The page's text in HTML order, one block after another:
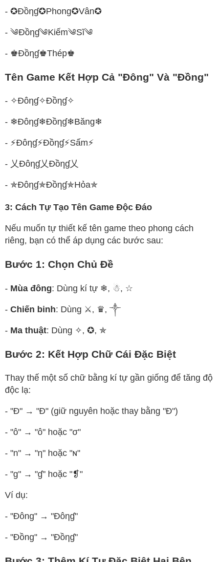
- ✪Đồηɠ✪Phong✪Vân✪
- ༄Đồηɠ༄Kiếm༄Sĩ༄
- ♚Đồηɠ♚Thép♚
Tên Game Kết Hợp Cả "Đông" Và "Đồng"
- ✧Đôηɠ✧Đồηɠ✧
- ❄Đôηɠ❄Đồηɠ❄Băng❄
- ⚡Đôηɠ⚡Đồηɠ⚡Sấm⚡
- 乂Đôηɠ乂Đồηɠ乂
- ✯Đôηɠ✯Đồηɠ✯Hỏa✯
3: Cách Tự Tạo Tên Game Độc Đáo
Nếu muốn tự thiết kế tên game theo phong cách
riêng, bạn có thể áp dụng các bước sau:
Bước 1: Chọn Chủ Đề
- Mùa đông: Dùng kí tự ❄, ☃, ☆
- Chiến binh: Dùng ⚔, ♛, ༒
- Ma thuật: Dùng ✧, ✪, ✯
Bước 2: Kết Hợp Chữ Cái Đặc Biệt
Thay thế một số chữ bằng kí tự gần giống để tăng độ
độc lạ:
- "Đ" → "Đ" (giữ nguyên hoặc thay bằng "Ð")
- "ô" → "ô" hoặc "σ"
- "n" → "η" hoặc "ɴ"
- "g" → "ɠ" hoặc "❡"
Ví dụ:
- "Đông" → "Đôηɠ"
- "Đồng" → "Đồηɠ"